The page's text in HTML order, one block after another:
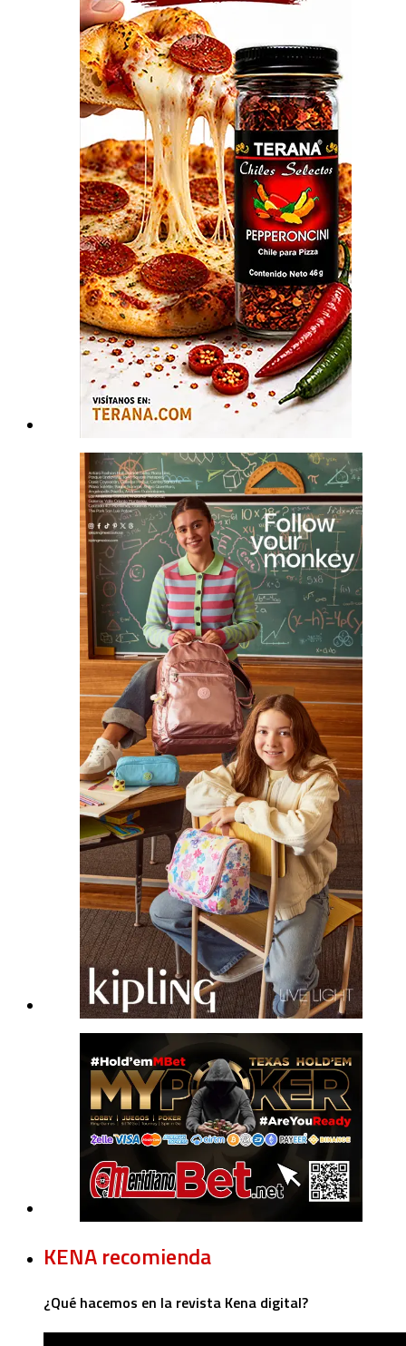
KENA recomienda
¿Qué hacemos en la revista Kena digital?